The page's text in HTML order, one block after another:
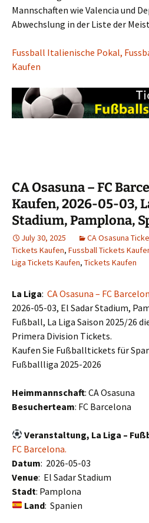
Mannschaften wie Valencia und
Abwechslung in der Liste der
Fussball Italienische Pokal,
Kaufen
CA Osasuna – FC
Kaufen, 2026-05-03,
Stadium, Pamplona,
July 30, 2025 CA Osasuna
Tickets Kaufen, Fussball Tickets
Liga Tickets Kaufen, Tickets Kaufen
La Liga: CA Osasuna – FC
2026-05-03, El Sadar Stadium,
Fußball, La Liga Saison 2025/26
Primera Division Tickets.
Kaufen Sie Fußballtickets für
Fußballliga 2025-2026
Heimmannschaft: CA Osasuna
Besucherteam: FC Barcelona
Veranstaltung, La Liga –
FC Barcelona.
Datum: 2026-05-03
Venue: El Sadar Stadium
Stadt: Pamplona
Land: Spanien